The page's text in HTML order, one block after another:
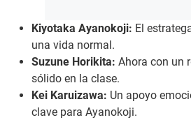
Kiyotaka Ayanokoji: El
una vida normal.
Suzune Horikita: Ahora con un
sólido en la clase.
Kei Karuizawa: Un apoyo
clave para Ayanokoji.